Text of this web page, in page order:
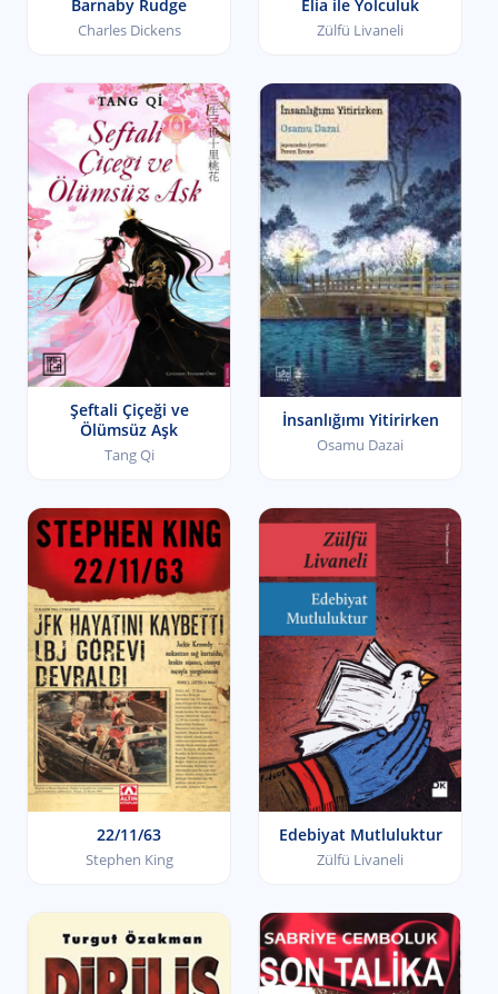
Barnaby Rudge
Charles Dickens
Elia ile Yolculuk
Zülfü Livaneli
Şeftali Çiçeği ve
Ölümsüz Aşk
Tang Qi
İnsanlığımı Yitirirken
Osamu Dazai
22/11/63
Stephen King
Edebiyat Mutluluktur
Zülfü Livaneli